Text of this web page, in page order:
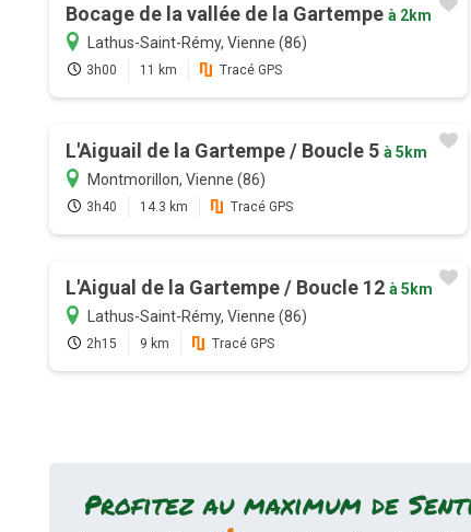
Bocage de la vallée de la Gartempe à 2km
Lathus-Saint-Rémy, Vienne (86)
3h00 11 km Tracé GPS
L'Aiguail de la Gartempe / Boucle 5 à 5km
Montmorillon, Vienne (86)
3h40 14.3 km Tracé GPS
L'Aigual de la Gartempe / Boucle 12 à 5km
Lathus-Saint-Rémy, Vienne (86)
2h15 9 km Tracé GPS
Profitez au maximum de